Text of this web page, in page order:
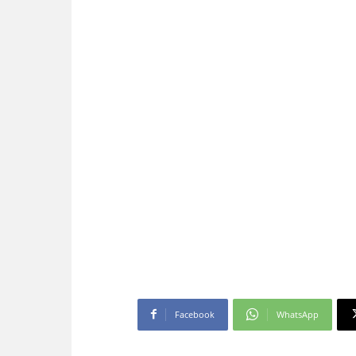
Facebook WhatsApp